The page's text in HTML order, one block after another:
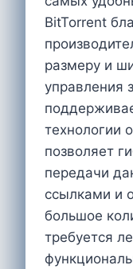
BitTorrent
размеру и
управления
технологии
позволяет
передачи
ссылками и
большое
требуется